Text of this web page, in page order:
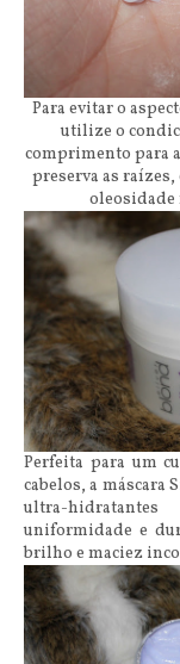
Para evitar o
utilize o
comprimento para
preserva as
oleosidade
Perfeita para um
cabelos, a máscara
ultra-
uniformidade e
brilho e maciez